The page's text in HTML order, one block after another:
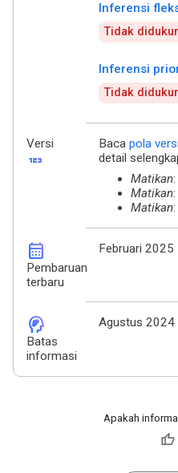
Inferensi
Tidak
Inferensi
Tidak
Versi
123
Baca pola
detail
Matikan:
Matikan:
Matikan:
calendar_month
Pembaruan
terbaru
Februari 2025
cognition_2
Batas
informasi
Agustus 2024
Apakah